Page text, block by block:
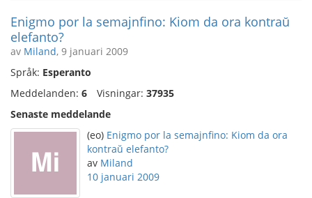
Enigmo por la semajnfino: Kiom da ora kontraŭ
elefanto?
av Miland, 9 januari 2009
Språk: Esperanto
Meddelanden: 6 Visningar: 37935
Senaste meddelande
(eo) Enigmo por la semajnfino: Kiom da ora
kontraŭ elefanto?
av Miland
10 januari 2009